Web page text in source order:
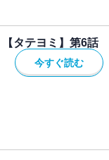
タテヨミ】第6話
今すぐ読む